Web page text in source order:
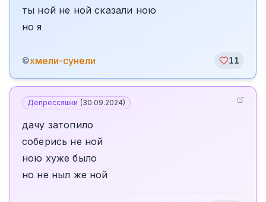
ты ной не ной сказали ною
но я
©хмели-сунели 11
Депрессяшки (30.09.2024)
дачу затопило
соберись не ной
ною хуже было
но не ныл же ной